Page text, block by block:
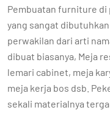
Pembuatan furniture di
yang sangat
perwakilan dari arti
dibuat biasanya, Meja
lemari cabinet, meja
meja kerja bos dsb.
sekali materialnya